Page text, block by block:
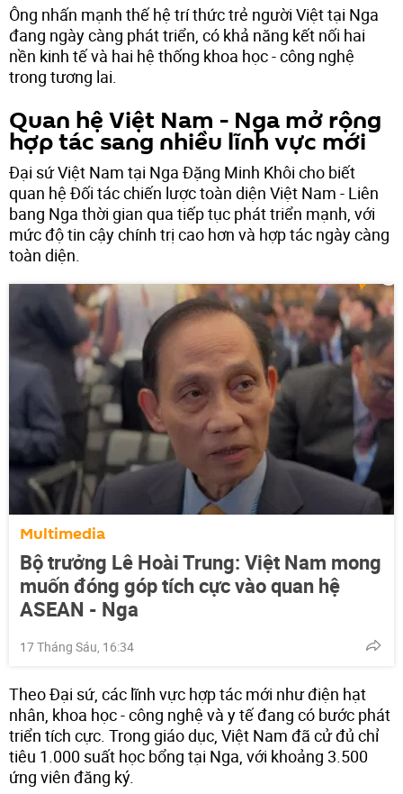
Ông nhấn mạnh thế hệ trí thức trẻ người Việt tại Nga
đang ngày càng phát triển, có khả năng kết nối hai
nền kinh tế và hai hệ thống khoa học - công nghệ
trong tương lai.
Quan hệ Việt Nam - Nga mở rộng
hợp tác sang nhiều lĩnh vực mới
Đại sứ Việt Nam tại Nga Đặng Minh Khôi cho biết
quan hệ Đối tác chiến lược toàn diện Việt Nam - Liên
bang Nga thời gian qua tiếp tục phát triển mạnh, với
mức độ tin cậy chính trị cao hơn và hợp tác ngày càng
toàn diện.
Multimedia
Bộ trưởng Lê Hoài Trung: Việt Nam mong
muốn đóng góp tích cực vào quan hệ
ASEAN - Nga
17 Tháng Sáu, 16:34
Theo Đại sứ, các lĩnh vực hợp tác mới như điện hạt
nhân, khoa học - công nghệ và y tế đang có bước phát
triển tích cực. Trong giáo dục, Việt Nam đã cử đủ chỉ
tiêu 1.000 suất học bổng tại Nga, với khoảng 3.500
ứng viên đăng ký.